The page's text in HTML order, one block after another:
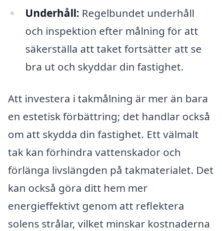
Underhåll: Regelbundet underhåll
och inspektion efter målning för att
säkerställa att taket fortsätter att se
bra ut och skyddar din fastighet.
Att investera i takmålning är mer än bara
en estetisk förbättring; det handlar också
om att skydda din fastighet. Ett välmalt
tak kan förhindra vattenskador och
förlänga livslängden på takmaterialet. Det
kan också göra ditt hem mer
energieffektivt genom att reflektera
solens strålar, vilket minskar kostnaderna